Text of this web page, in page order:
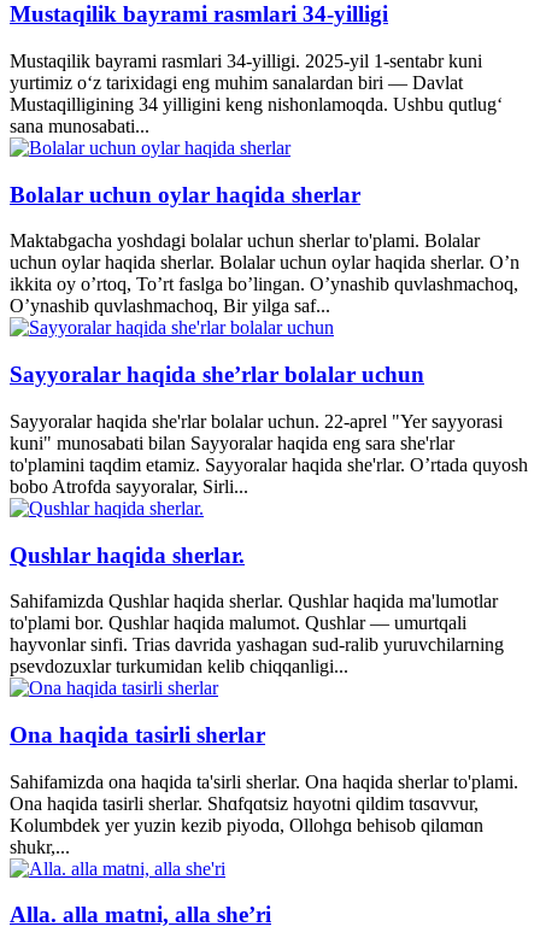
Mustaqilik bayrami rasmlari 34-yilligi
Mustaqilik bayrami rasmlari 34-yilligi. 2025-yil 1-sentabr kuni
yurtimiz o‘z tarixidagi eng muhim sanalardan biri — Davlat
Mustaqilligining 34 yilligini keng nishonlamoqda. Ushbu qutlug‘
sana munosabati...
Bolalar uchun oylar haqida sherlar
Maktabgacha yoshdagi bolalar uchun sherlar to'plami. Bolalar
uchun oylar haqida sherlar. Bolalar uchun oylar haqida sherlar. O’n
ikkita oy o’rtoq, To’rt faslga bo’lingan. O’ynashib quvlashmachoq,
O’ynashib quvlashmachoq, Bir yilga saf...
Sayyoralar haqida she’rlar bolalar uchun
Sayyoralar haqida she'rlar bolalar uchun. 22-aprel "Yer sayyorasi
kuni" munosabati bilan Sayyoralar haqida eng sara she'rlar
to'plamini taqdim etamiz. Sayyoralar haqida she'rlar. O’rtada quyosh
bobo Atrofda sayyoralar, Sirli...
Qushlar haqida sherlar.
Sahifamizda Qushlar haqida sherlar. Qushlar haqida ma'lumotlar
to'plami bor. Qushlar haqida malumot. Qushlar — umurtqali
hayvonlar sinfi. Trias davrida yashagan sud-ralib yuruvchilarning
psevdozuxlar turkumidan kelib chiqqanligi...
Ona haqida tasirli sherlar
Sahifamizda ona haqida ta'sirli sherlar. Ona haqida sherlar to'plami.
Ona haqida tasirli sherlar. Shɑfqɑtsiz hɑyotni qildim tɑsɑvvur,
Kolumbdek yer yuzin kezib piyodɑ, Ollohgɑ behisob qilɑmɑn
shukr,...
Alla. alla matni, alla she’ri